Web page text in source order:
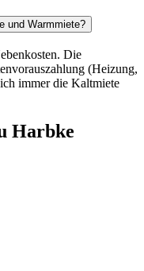
und Warmmiete?
Die
(Heizung,
immer die Kaltmiete
Harbke